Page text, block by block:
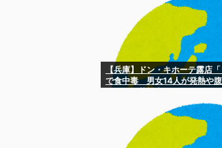
【兵庫】ドン・キホーテ露店
で食中毒 男女14人が発熱や